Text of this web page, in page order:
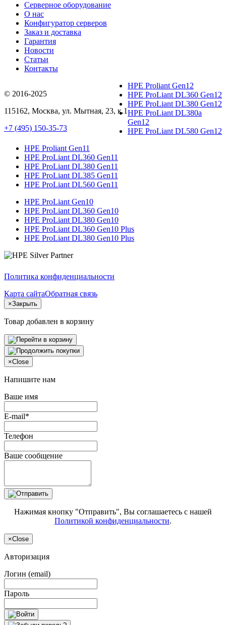
Серверное оборудование
О нас
Конфигуратор серверов
Заказ и доставка
Гарантия
Новости
Статьи
Контакты
© 2016-2025
115162, Москва, ул. Мытная, 23, к.1
+7 (495) 150-35-73
HPE Proliant Gen12
HPE ProLiant DL360 Gen12
HPE ProLiant DL380 Gen12
HPE ProLiant DL380a
Gen12
HPE ProLiant DL580 Gen12
HPE Proliant Gen11
HPE ProLiant DL360 Gen11
HPE ProLiant DL380 Gen11
HPE ProLiant DL385 Gen11
HPE ProLiant DL560 Gen11
HPE ProLiant Gen10
HPE ProLiant DL360 Gen10
HPE ProLiant DL380 Gen10
HPE ProLiant DL360 Gen10 Plus
HPE ProLiant DL380 Gen10 Plus
Политика конфиденциальности
Карта сайтаОбратная связь
×Закрыть
Товар добавлен в корзину
×Close
Напишите нам
Ваше имя
E-mail*
Телефон
Ваше сообщение
Нажимая кнопку "Отправить", Вы соглашаетесь с нашей
Политикой конфиденциальности.
×Close
Авторизация
Логин (email)
Пароль